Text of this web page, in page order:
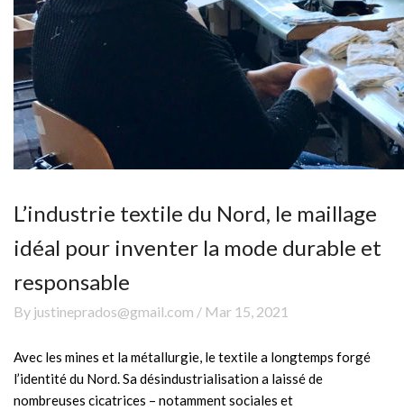
L’industrie textile du Nord, le maillage
idéal pour inventer la mode durable et
responsable
By justineprados@gmail.com / Mar 15, 2021
Avec les mines et la métallurgie, le textile a longtemps forgé
l’identité du Nord. Sa désindustrialisation a laissé de
nombreuses cicatrices – notamment sociales et